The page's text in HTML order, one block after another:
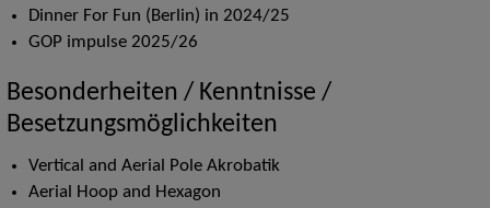
Dinner For Fun (Berlin) in 2024/25
GOP impulse 2025/26
Besonderheiten / Kenntnisse /
Besetzungsmöglichkeiten
Vertical and Aerial Pole Akrobatik
Aerial Hoop and Hexagon